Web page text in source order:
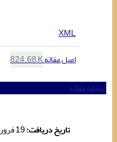
XML
اصل مقاله824.68 K
سابقه مقاله
تاریخ دریافت: